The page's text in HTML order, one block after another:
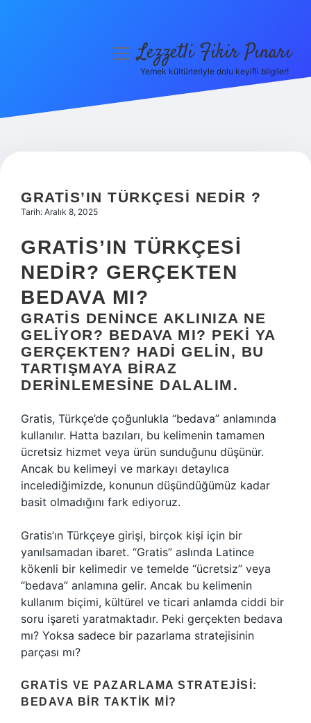
Hakkımızda
menüyüLezzetli Fikir Pınarı
Yemek kültürleriyle dolu keyifli bilgiler!
GRATIS’IN TÜRKÇESI NEDIR ?
Tarih: Aralık 8, 2025
GRATIS’IN TÜRKÇESI
NEDIR? GERÇEKTEN
BEDAVA MI?
GRATIS DENINCE AKLINIZA NE
GELIYOR? BEDAVA MI? PEKI YA
GERÇEKTEN? HADI GELIN, BU
TARTIŞMAYA BIRAZ
DERINLEMESINE DALALIM.
Gratis, Türkçe’de çoğunlukla “bedava” anlamında
kullanılır. Hatta bazıları, bu kelimenin tamamen
ücretsiz hizmet veya ürün sunduğunu düşünür.
Ancak bu kelimeyi ve markayı detaylıca
incelediğimizde, konunun düşündüğümüz kadar
basit olmadığını fark ediyoruz.
Gratis’ın Türkçeye girişi, birçok kişi için bir
yanılsamadan ibaret. “Gratis” aslında Latince
kökenli bir kelimedir ve temelde “ücretsiz” veya
“bedava” anlamına gelir. Ancak bu kelimenin
kullanım biçimi, kültürel ve ticari anlamda ciddi bir
soru işareti yaratmaktadır. Peki gerçekten bedava
mı? Yoksa sadece bir pazarlama stratejisinin
parçası mı?
GRATIS VE PAZARLAMA STRATEJISI:
BEDAVA BIR TAKTIK MI?